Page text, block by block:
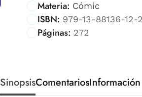
Materia: Cómic
ISBN: 979-13-88136-12-2
Páginas: 272
SinopsisComentarios